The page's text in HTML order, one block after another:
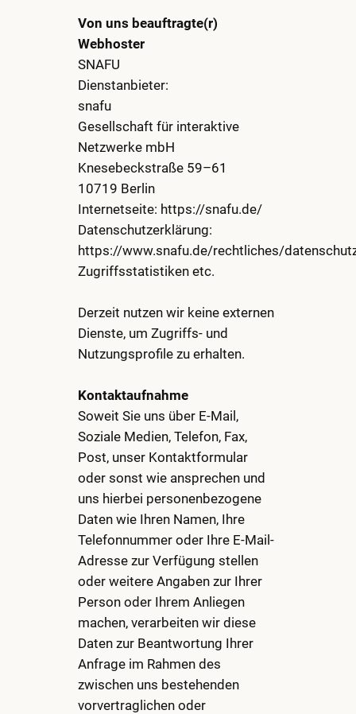
Von uns beauftragte(r)
Webhoster
SNAFU
Dienstanbieter:
snafu
Gesellschaft für interaktive
Netzwerke mbH
Knesebeckstraße 59–61
10719 Berlin
Internetseite: https://snafu.de/
Datenschutzerklärung:
https://www.snafu.de/rechtliches/
Zugriffsstatistiken etc.
Derzeit nutzen wir keine externen
Dienste, um Zugriffs- und
Nutzungsprofile zu erhalten.
Kontaktaufnahme
Soweit Sie uns über E-Mail,
Soziale Medien, Telefon, Fax,
Post, unser Kontaktformular
oder sonst wie ansprechen und
uns hierbei personenbezogene
Daten wie Ihren Namen, Ihre
Telefonnummer oder Ihre E-Mail-
Adresse zur Verfügung stellen
oder weitere Angaben zur Ihrer
Person oder Ihrem Anliegen
machen, verarbeiten wir diese
Daten zur Beantwortung Ihrer
Anfrage im Rahmen des
zwischen uns bestehenden
vorvertraglichen oder